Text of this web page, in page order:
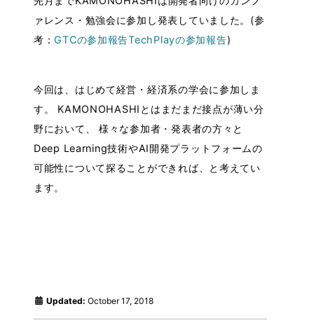
ァレンス・勉強会に参加し発表していました。(参
考：GTCの参加報告TechPlayの参加報告)
今回は、はじめて経営・経済系の学会に参加しま
す。 KAMONOHASHIとはまだまだ接点が薄い分
野において、 様々な参加者・発表者の方々と
Deep Learning技術やAI開発プラットフォームの
可能性について探ることができれば、と考えてい
ます。
Updated: October 17, 2018